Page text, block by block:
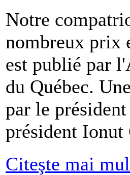
Notre
nombreux prix
est publié par
du Québec.
par le
président Ionut
Citeşte mai